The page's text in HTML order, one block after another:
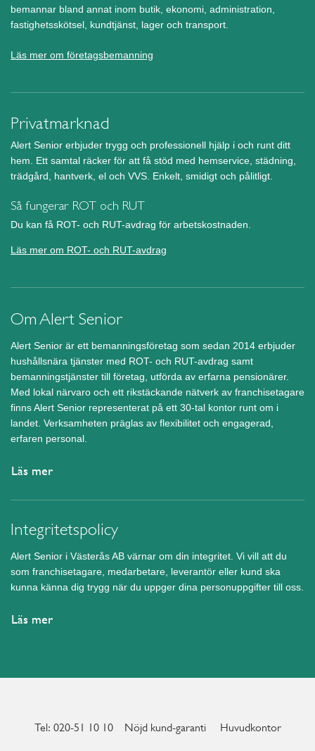
bemannar bland annat inom butik, ekonomi, administration,
fastighetsskötsel, kundtjänst, lager och transport.
Läs mer om företagsbemanning
Privatmarknad
Alert Senior erbjuder trygg och professionell hjälp i och runt ditt
hem. Ett samtal räcker för att få stöd med hemservice, städning,
trädgård, hantverk, el och VVS. Enkelt, smidigt och pålitligt.
Så fungerar ROT och RUT
Du kan få ROT- och RUT-avdrag för arbetskostnaden.
Läs mer om ROT- och RUT-avdrag
Om Alert Senior
Alert Senior är ett bemanningsföretag som sedan 2014 erbjuder
hushållsnära tjänster med ROT- och RUT-avdrag samt
bemanningstjänster till företag, utförda av erfarna pensionärer.
Med lokal närvaro och ett rikstäckande nätverk av franchisetagare
finns Alert Senior representerat på ett 30-tal kontor runt om i
landet. Verksamheten präglas av flexibilitet och engagerad,
erfaren personal.
Läs mer
Integritetspolicy
Alert Senior i Västerås AB värnar om din integritet. Vi vill att du
som franchisetagare, medarbetare, leverantör eller kund ska
kunna känna dig trygg när du uppger dina personuppgifter till oss.
Läs mer
Tel: 020-51 10 10 Nöjd kund-garanti Huvudkontor